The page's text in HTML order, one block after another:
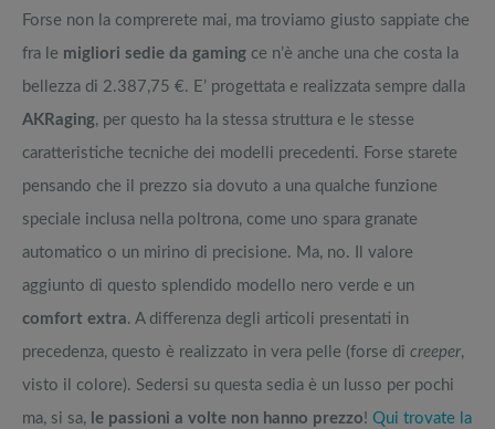
Forse non la comprerete mai, ma troviamo giusto sappiate che
fra le migliori sedie da gaming ce n’è anche una che costa la
bellezza di 2.387,75 €. E’ progettata e realizzata sempre dalla
AKRaging, per questo ha la stessa struttura e le stesse
caratteristiche tecniche dei modelli precedenti. Forse starete
pensando che il prezzo sia dovuto a una qualche funzione
speciale inclusa nella poltrona, come uno spara granate
automatico o un mirino di precisione. Ma, no. Il valore
aggiunto di questo splendido modello nero verde e un
comfort extra. A differenza degli articoli presentati in
precedenza, questo è realizzato in vera pelle (forse di creeper,
visto il colore). Sedersi su questa sedia è un lusso per pochi
ma, si sa, le passioni a volte non hanno prezzo! Qui trovate la